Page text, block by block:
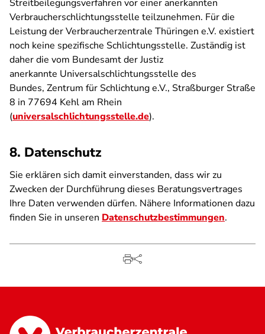
Streitbeilegungsverfahren vor einer anerkannten
Verbraucherschlichtungsstelle teilzunehmen. Für die
Leistung der Verbraucherzentrale Thüringen e.V. existiert
noch keine spezifische Schlichtungsstelle. Zuständig ist
daher die vom Bundesamt der Justiz
anerkannte Universalschlichtungsstelle des
Bundes, Zentrum für Schlichtung e.V., Straßburger Straße
8 in 77694 Kehl am Rhein
(universalschlichtungsstelle.de).
8. Datenschutz
Sie erklären sich damit einverstanden, dass wir zu
Zwecken der Durchführung dieses Beratungsvertrages
Ihre Daten verwenden dürfen. Nähere Informationen dazu
finden Sie in unseren Datenschutzbestimmungen.